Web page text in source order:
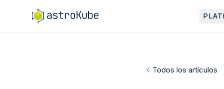
Todos los artículos